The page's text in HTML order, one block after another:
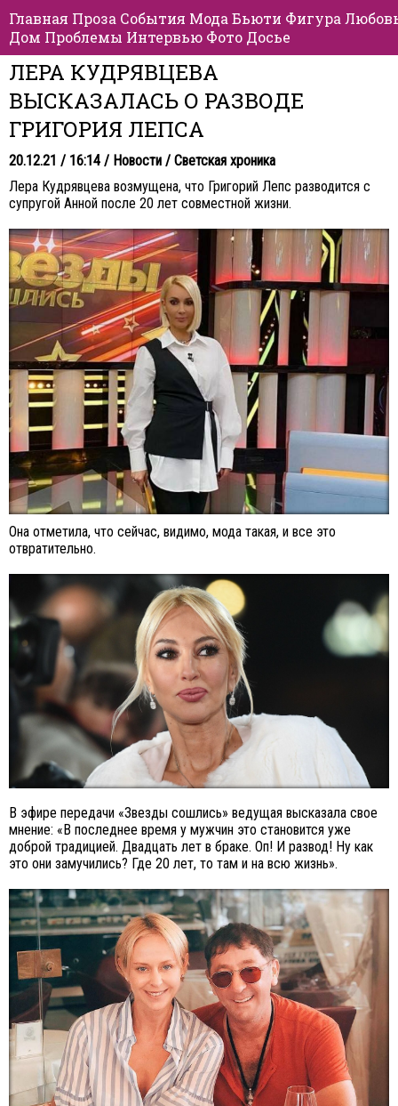
Главная Проза События Мода Бьюти Фигура
Дом Проблемы Интервью Фото Досье
ЛЕРА КУДРЯВЦЕВА
ВЫСКАЗАЛАСЬ О РАЗВОДЕ
ГРИГОРИЯ ЛЕПСА
20.12.21 / 16:14 / Новости / Светская хроника
Лера Кудрявцева возмущена, что Григорий Лепс разводится с
супругой Анной после 20 лет совместной жизни.
Она отметила, что сейчас, видимо, мода такая, и все это
отвратительно.
В эфире передачи «Звезды сошлись» ведущая высказала свое
мнение: «В последнее время у мужчин это становится уже
доброй традицией. Двадцать лет в браке. Оп! И развод! Ну как
это они замучились? Где 20 лет, то там и на всю жизнь».